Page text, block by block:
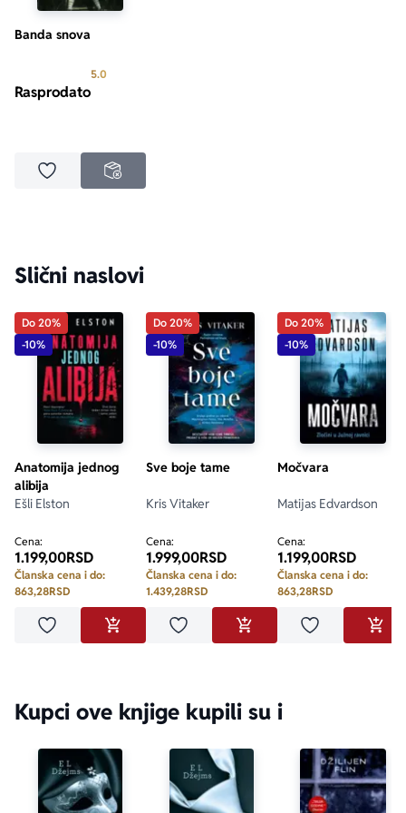
dvadesetog veka i čuva klicu bolesti današnjeg društva.
Banda snova
5.0
Rasprodato
Dodaj u omiljeneNEDOSTUPNO
Slični naslovi
Do 20%
-10%
Anatomija jednog
alibija
Ešli Elston
Cena:
1.199,00RSD
Članska cena i do:
863,28RSD
Dodaj u omiljeneDODAJ U KORPU
Do 20%
-10%
Sve boje tame
Kris Vitaker
Cena:
1.999,00RSD
Članska cena i do:
1.439,28RSD
Dodaj u omiljeneDODAJ U KORPU
Do 20%
-10%
Močvara
Matijas Edvardson
Cena:
1.199,00RSD
Članska cena i do:
863,28RSD
Dodaj u
Kupci ove knjige kupili su i